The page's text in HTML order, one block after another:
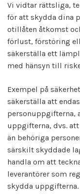
Vi vidtar rättsliga,
för att skydda dina
otillåten åtkomst
förlust, förstöring
säkerställa ett
med hänsyn till
Exempel på
säkerställa att
personuppgifterna,
uppgifterna, dvs.
än behöriga
särskilt skyddade
handla om att
leverantörer som
skydda uppgifterna.